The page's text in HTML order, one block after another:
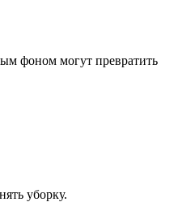
фоном могут превратить
уборку.